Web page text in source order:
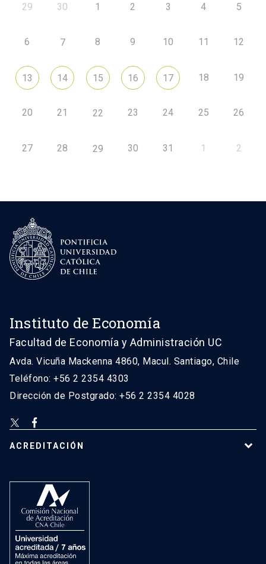
29 30 1 2 3 4 5
6 7 8 9 10 11 12
13 14 15 16 17 18 19
20 21 22 23 24 25 26
27 28 29 30 31 1 2
Instituto de Economía
Facultad de Economía y Administración UC
Avda. Vicuña Mackenna 4860, Macul. Santiago, Chile
Teléfono: +56 2 2354 4303
Dirección de Postgrado: +56 2 2354 4028
ACREDITACIÓN